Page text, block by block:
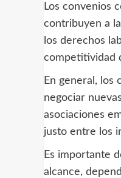
Los convenios
contribuyen a
los derechos
competitividad
En general, los
negociar
asociaciones
justo entre los
Es importante
alcance,